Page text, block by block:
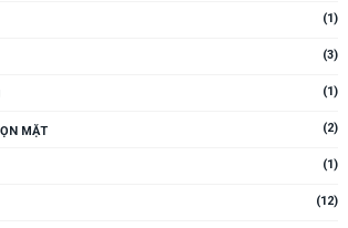
(1)
(3)
(1)
MẶT (2)
(1)
(12)